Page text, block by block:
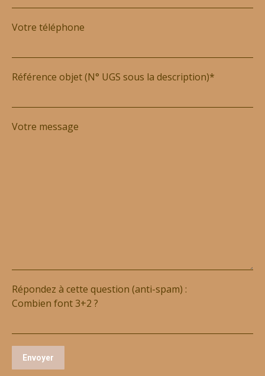
Votre téléphone
Référence objet (N° UGS sous la description)*
Votre message
Répondez à cette question (anti-spam) :
Combien font 3+2 ?